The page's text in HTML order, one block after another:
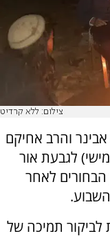
צילום: ללא קרדיט
והרב אחיקם
לגבעת אור
הבחורים לאחר
תמיכה של